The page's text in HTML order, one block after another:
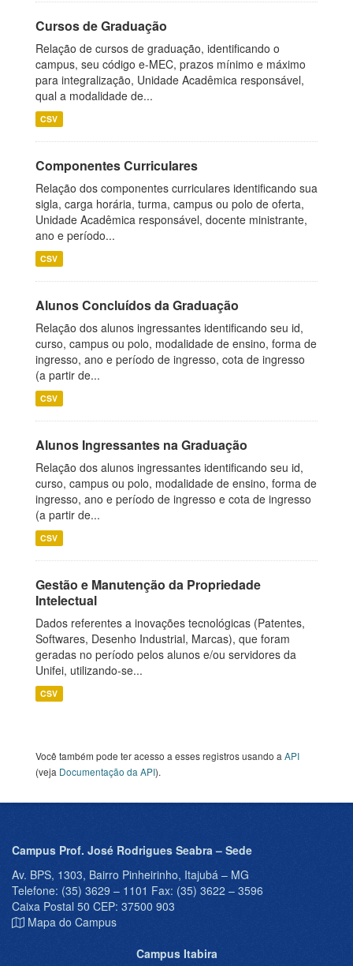
Cursos de Graduação
Relação de cursos de graduação, identificando o
campus, seu código e-MEC, prazos mínimo e máximo
para integralização, Unidade Acadêmica responsável,
qual a modalidade de...
CSV
Componentes Curriculares
Relação dos componentes curriculares identificando sua
sigla, carga horária, turma, campus ou polo de oferta,
Unidade Acadêmica responsável, docente ministrante,
ano e período...
CSV
Alunos Concluídos da Graduação
Relação dos alunos ingressantes identificando seu id,
curso, campus ou polo, modalidade de ensino, forma de
ingresso, ano e período de ingresso, cota de ingresso
(a partir de...
CSV
Alunos Ingressantes na Graduação
Relação dos alunos ingressantes identificando seu id,
curso, campus ou polo, modalidade de ensino, forma de
ingresso, ano e período de ingresso e cota de ingresso
(a partir de...
CSV
Gestão e Manutenção da Propriedade
Intelectual
Dados referentes a inovações tecnológicas (Patentes,
Softwares, Desenho Industrial, Marcas), que foram
geradas no período pelos alunos e/ou servidores da
Unifei, utilizando-se...
CSV
Você também pode ter acesso a esses registros usando a API
(veja Documentação da API).
Campus Prof. José Rodrigues Seabra – Sede
Av. BPS, 1303, Bairro Pinheirinho, Itajubá – MG
Telefone: (35) 3629 – 1101 Fax: (35) 3622 – 3596
Caixa Postal 50 CEP: 37500 903
Mapa do Campus
Campus Itabira